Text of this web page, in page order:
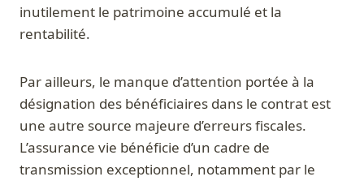
inutilement le patrimoine accumulé et la
rentabilité.
Par ailleurs, le manque d’attention portée à la
désignation des bénéficiaires dans le contrat est
une autre source majeure d’erreurs fiscales.
L’assurance vie bénéficie d’un cadre de
transmission exceptionnel, notamment par le